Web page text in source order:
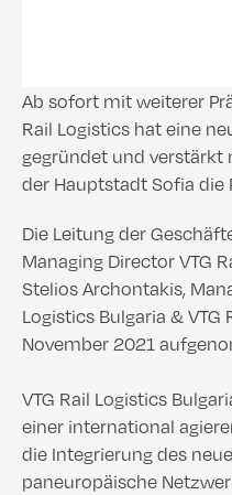
Ab sofort mit weiterer
Rail Logistics hat eine
gegründet und verstärkt
der Hauptstadt Sofia die
Die Leitung der
Managing Director VTG
Stelios Archontakis,
Logistics Bulgaria & VTG
November 2021
VTG Rail Logistics
einer international
die Integrierung des
paneuropäische